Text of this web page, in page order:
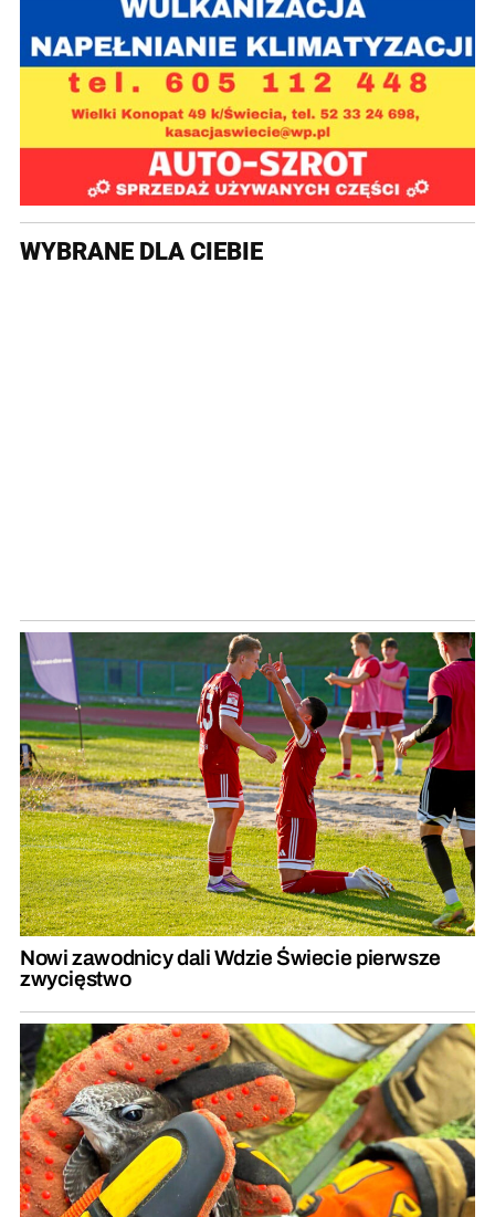
WYBRANE DLA CIEBIE
Nowi zawodnicy dali Wdzie Świecie pierwsze
zwycięstwo